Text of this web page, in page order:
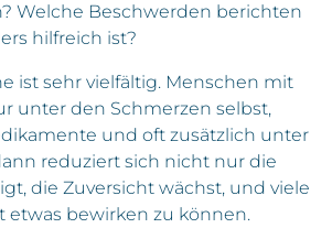
Welche Beschwerden berichten
hilfreich ist?
ist sehr vielfältig. Menschen mit
unter den Schmerzen selbst,
und oft zusätzlich unter
reduziert sich nicht nur die
die Zuversicht wächst, und viele
etwas bewirken zu können.